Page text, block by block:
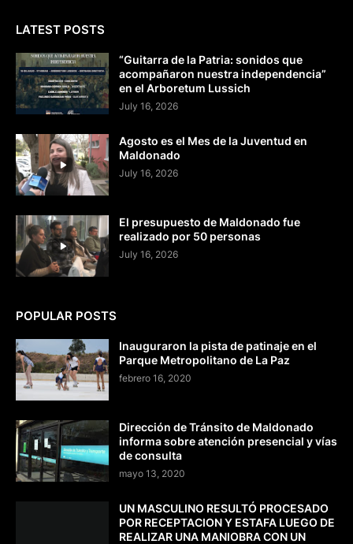
LATEST POSTS
“Guitarra de la Patria: sonidos que
acompañaron nuestra independencia”
en el Arboretum Lussich
July 16, 2026
Agosto es el Mes de la Juventud en
Maldonado
July 16, 2026
El presupuesto de Maldonado fue
realizado por 50 personas
July 16, 2026
POPULAR POSTS
Inauguraron la pista de patinaje en el
Parque Metropolitano de La Paz
febrero 16, 2020
Dirección de Tránsito de Maldonado
informa sobre atención presencial y vías
de consulta
mayo 13, 2020
UN MASCULINO RESULTÓ PROCESADO
POR RECEPTACION Y ESTAFA LUEGO DE
REALIZAR UNA MANIOBRA CON UN